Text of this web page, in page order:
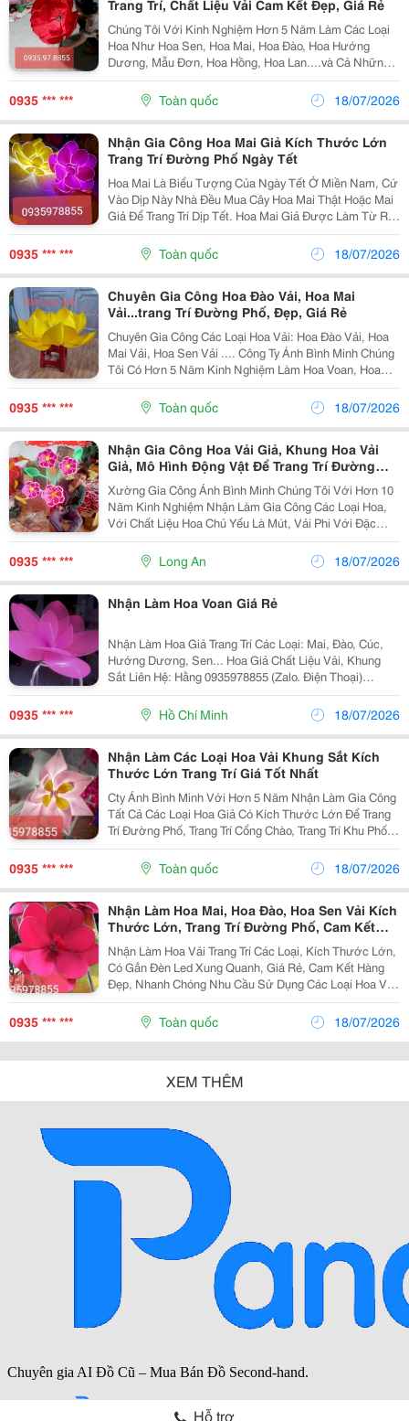
Trang Trí, Chất Liệu Vải Cam Kết Đẹp, Giá Rẻ
Chúng Tôi Với Kinh Nghiệm Hơn 5 Năm Làm Các Loại
Hoa Như Hoa Sen, Hoa Mai, Hoa Đào, Hoa Hướng
Dương, Mẫu Đơn, Hoa Hồng, Hoa Lan....và Cả Những
Loại Hoa Theo Hình Ảnh Và Kích Thước Quý Khách
Cung Cấp... Vật Liệu Làm Hoa Thông Thường Là Vải
Phi Và...
0935 *** *** Toàn quốc 18/07/2026
Nhận Gia Công Hoa Mai Giả Kích Thước Lớn
Trang Trí Đường Phố Ngày Tết
Hoa Mai Là Biểu Tượng Của Ngày Tết Ở Miền Nam, Cứ
Vào Dịp Này Nhà Đều Mua Cây Hoa Mai Thật Hoặc Mai
Giả Để Trang Trí Dịp Tết. Hoa Mai Giả Được Làm Từ Rất
Nhiều Chất Liệu Như Vải Voan, Vải Cứng, Giấy...tuy
Nhiên Đối Với Các Loại Hoa Mai Kích Thước...
0935 *** *** Toàn quốc 18/07/2026
Chuyên Gia Công Hoa Đào Vải, Hoa Mai
Vải...trang Trí Đường Phố, Đẹp, Giá Rẻ
Chuyên Gia Công Các Loại Hoa Vải: Hoa Đào Vải, Hoa
Mai Vải, Hoa Sen Vải .... Công Ty Ánh Bình Minh Chúng
Tôi Có Hơn 5 Năm Kinh Nghiệm Làm Hoa Voan, Hoa
Vải Các Loại Như Hoa Đào Vải, Hoa Mai Vải...dùng Để
Trang Trí Trong Các Tòa Nhà, Trang Trí...
0935 *** *** Toàn quốc 18/07/2026
Nhận Gia Công Hoa Vải Giả, Khung Hoa Vải
Giả, Mô Hình Động Vật Để Trang Trí Đường
Phố
Xường Gia Công Ánh Bình Minh Chúng Tôi Với Hơn 10
Năm Kinh Nghiệm Nhận Làm Gia Công Các Loại Hoa,
Với Chất Liệu Hoa Chủ Yếu Là Mút, Vải Phi Với Đặc
Điểm: - - Kích Thước Lớn: Nhỏ Nhât Tầm 10 Cm Và
Lớn Đến Vài Mét. - - Vật Liệu Làm Hoa Là Vải Phi,...
0935 *** *** Long An 18/07/2026
Nhận Làm Hoa Voan Giá Rẻ
Nhận Làm Hoa Giả Trang Trí Các Loại: Mai, Đào, Cúc,
Hướng Dương, Sen... Hoa Giả Chất Liệu Vải, Khung
Sắt Liên Hệ: Hằng 0935978855 (Zalo. Điện Thoại)
Xưởng: Tân Hưng, Long An
0935 *** *** Hồ Chí Minh 18/07/2026
Nhận Làm Các Loại Hoa Vải Khung Sắt Kích
Thước Lớn Trang Trí Giá Tốt Nhất
Cty Ánh Bình Minh Với Hơn 5 Năm Nhận Làm Gia Công
Tất Cả Các Loại Hoa Giả Có Kích Thước Lớn Để Trang
Trí Đường Phố, Trang Trí Cổng Chào, Trang Trí Khu Phố,
Nhà Thờ, Công Ty... Các Loại Hoa Giả Kích Thước Lớn
Chúng Tôi Hay Làm Là Hoa Mai Vải, Hoa...
0935 *** *** Toàn quốc 18/07/2026
Nhận Làm Hoa Mai, Hoa Đào, Hoa Sen Vải Kích
Thước Lớn, Trang Trí Đường Phố, Cam Kết
Đẹp, Rẻ
Nhận Làm Hoa Vải Trang Trí Các Loại, Kích Thước Lớn,
Có Gắn Đèn Led Xung Quanh, Giá Rẻ, Cam Kết Hàng
Đẹp, Nhanh Chóng Nhu Cầu Sử Dụng Các Loại Hoa Vải
Để Trang Trí Đường Phố , Trang Trí Văn Phòng, Tòa Nhà,
Trang Trí Hội Nghị Ngày Càng Nhiều, Bởi Giá
0935 *** *** Toàn quốc 18/07/2026
XEM THÊM
Hỗ trợ